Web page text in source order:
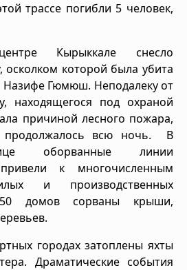
трассе погибли 5 человек,
Кырыккале снесло
которой была убита
Гюмюш. Неподалеку от
находящегося под охраной
причиной лесного пожара,
продолжалось всю ночь. В
оборванные линии
привели к многочисленным
и производственных
домов сорваны крыши,
городах затоплены яхты
Драматические события